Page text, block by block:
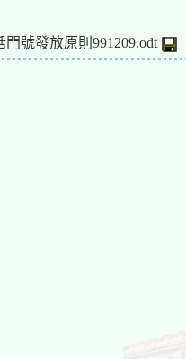
號發放原則991209.odt